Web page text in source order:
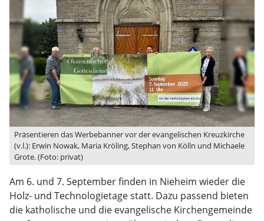
Präsentieren das Werbebanner vor der evangelischen Kreuzkirche
(v.l.): Erwin Nowak, Maria Kröling, Stephan von Kölln und Michaele
Grote. (Foto: privat)
Am 6. und 7. September finden in Nieheim wieder die
Holz- und Technologietage statt. Dazu passend bieten
die katholische und die evangelische Kirchengemeinde